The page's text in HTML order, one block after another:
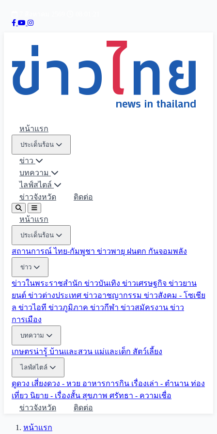
หน้าแรก
ประเด็นร้อน
ข่าว
บทความ
ไลฟ์สไตล์
ข่าวจังหวัด
ติดต่อ
หน้าแรก
ประเด็นร้อน
สถานการณ์ ไทย-กัมพูชา ข่าวพายุ ฝนตก กันจอมพลัง
ข่าว
ข่าวในพระราชสำนัก ข่าวบันเทิง ข่าวเศรษฐกิจ ข่าวยาน
ยนต์ ข่าวต่างประเทศ ข่าวอาชญากรรม ข่าวสังคม - โซเชีย
ล ข่าวไอที ข่าวภูมิภาค ข่าวกีฬา ข่าวสมัครงาน ข่าว
การเมือง
บทความ
เกษตรน่ารู้ บ้านและสวน แม่และเด็ก สัตว์เลี้ยง
ไลฟ์สไตล์
ดูดวง เสี่ยงดวง - หวย อาหารการกิน เรื่องเล่า - ตำนาน ท่อง
เที่ยว นิยาย - เรื่องสั้น สุขภาพ ศรัทธา - ความเชื่อ
ข่าวจังหวัด
ติดต่อ
หน้าแรก